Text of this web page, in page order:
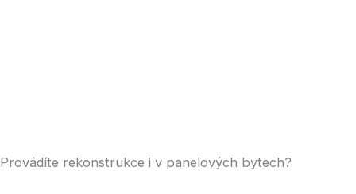
Provádíte rekonstrukce i v panelových bytech?